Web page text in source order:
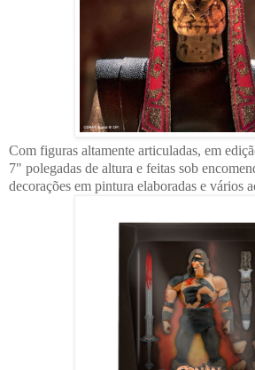
Com figuras altamente articuladas, em
7" polegadas de altura e feitas sob
decorações em pintura elaboradas e vários